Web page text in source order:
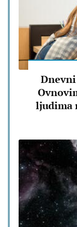
Dnevni
ljudima